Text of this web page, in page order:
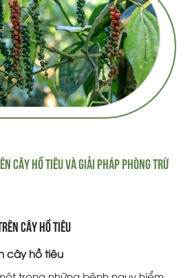
Cây Hồ Tiêu Và Giải Pháp Phòng Trừ
cây hồ tiêu
cây hồ tiêu